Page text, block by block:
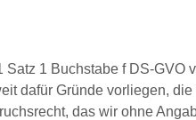
1 Buchstabe f DS-GVO
dafür Gründe vorliegen,
das wir ohne